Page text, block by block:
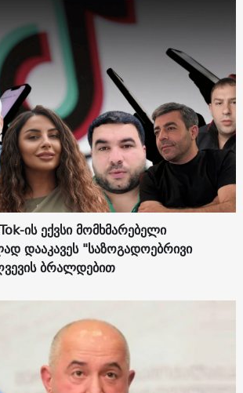
ის ექვსი მომხმარებელი
დააკავეს "საზოგადოებრივი
ბრალდებით